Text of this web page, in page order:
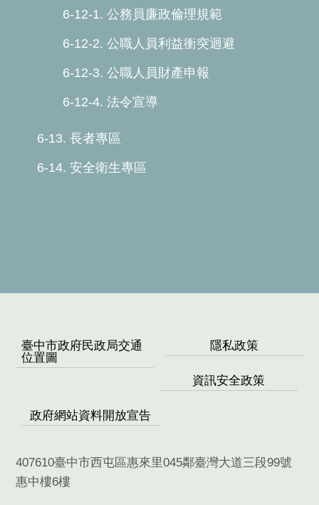
6-12-1. 公務員廉政倫理規範
6-12-2. 公職人員利益衝突迴避
6-12-3. 公職人員財產申報
6-12-4. 法令宣導
6-13. 長者專區
6-14. 安全衛生專區
臺中市政府民政局交通
位置圖
隱私政策
資訊安全政策
政府網站資料開放宣告
407610臺中市西屯區惠來里045鄰臺灣大道三段99號
惠中樓6樓